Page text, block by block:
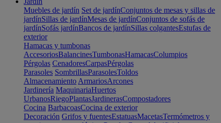
Muebles de jardín Set de jardínConjuntos de mesas y sillas de
jardínSillas de jardínMesas de jardínConjuntos de sofás de
jardínSofás jardínBancos de jardínSillas colgantesEstufas de
exterior
Hamacas y tumbonas
AccesoriosBalancinesTumbonasHamacasColumpios
Pérgolas CenadoresCarpasPérgolas
Parasoles SombrillasParasolesToldos
Almacenamiento ArmariosArcones
Jardinería MaquinariaHuertos
UrbanosRiegoPlantasJardinerasCompostadores
Cocina BarbacoasCocina de exterior
Decoración Grifos y fuentesEstatuasMacetasTermómetros y